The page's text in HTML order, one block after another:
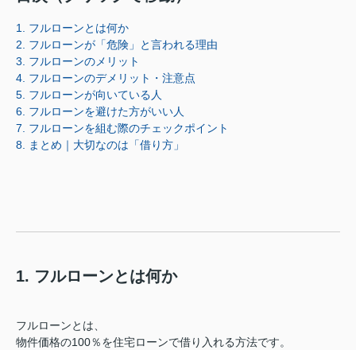
1. フルローンとは何か
2. フルローンが「危険」と言われる理由
3. フルローンのメリット
4. フルローンのデメリット・注意点
5. フルローンが向いている人
6. フルローンを避けた方がいい人
7. フルローンを組む際のチェックポイント
8. まとめ｜大切なのは「借り方」
1. フルローンとは何か
フルローンとは、
物件価格の100％を住宅ローンで借り入れる方法です。